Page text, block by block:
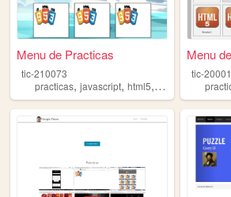
Menu de Practicas
tic-210073
practicas, javascript, html5, css3
Menu
tic-